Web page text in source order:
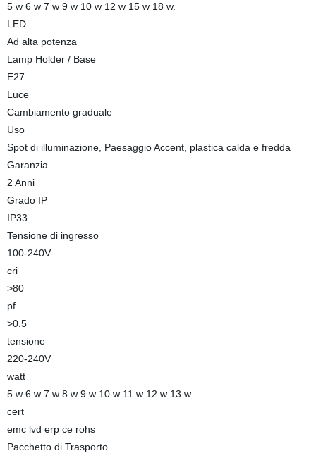
5 w 6 w 7 w 9 w 10 w 12 w 15 w 18 w.
LED
Ad alta potenza
Lamp Holder / Base
E27
Luce
Cambiamento graduale
Uso
Spot di illuminazione, Paesaggio Accent, plastica calda e fredda
Garanzia
2 Anni
Grado IP
IP33
Tensione di ingresso
100-240V
cri
>80
pf
>0.5
tensione
220-240V
watt
5 w 6 w 7 w 8 w 9 w 10 w 11 w 12 w 13 w.
cert
emc lvd erp ce rohs
Pacchetto di Trasporto